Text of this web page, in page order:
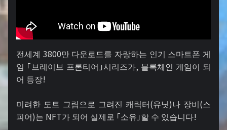
전세계 3800만 다운로드를 자랑하는 인기 스마트폰 게
임 「브레이브 프론티어」시리즈가, 블록체인 게임이 되
어 등장!
미려한 도트 그림으로 그려진 캐릭터(유닛)나 장비(스
피어)는 NFT가 되어 실제로 「소유」할 수 있습니다!